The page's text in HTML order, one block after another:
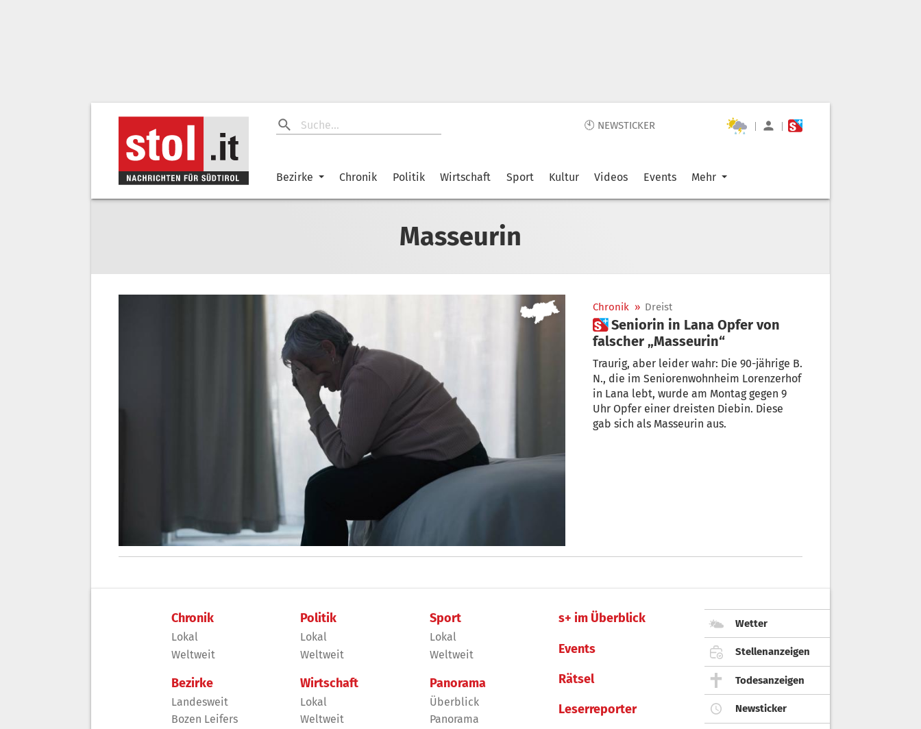
🕙 NEWSTICKER | |
Bezirke Chronik Politik Wirtschaft Sport Kultur Videos Events Mehr
Masseurin
Chronik » Dreist
 Seniorin in Lana Opfer von
falscher „Masseurin“
Traurig, aber leider wahr: Die 90-jährige B.
N., die im Seniorenwohnheim Lorenzerhof
in Lana lebt, wurde am Montag gegen 9
Uhr Opfer einer dreisten Diebin. Diese
gab sich als Masseurin aus.
Chronik
Lokal
Weltweit
Bezirke
Landesweit
Bozen Leifers
Politik
Lokal
Weltweit
Wirtschaft
Lokal
Weltweit
Sport
Lokal
Weltweit
Panorama
Überblick
Panorama
s+ im Überblick
Events
Rätsel
Leserreporter
Wetter
Stellenanzeigen
Todesanzeigen
Newsticker